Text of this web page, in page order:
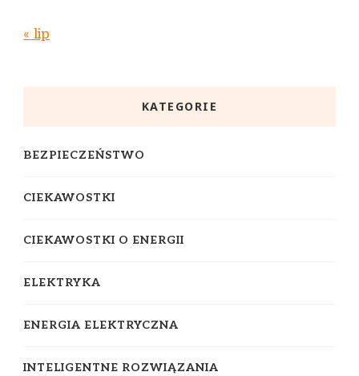
« lip
KATEGORIE
BEZPIECZEŃSTWO
CIEKAWOSTKI
CIEKAWOSTKI O ENERGII
ELEKTRYKA
ENERGIA ELEKTRYCZNA
INTELIGENTNE ROZWIĄZANIA